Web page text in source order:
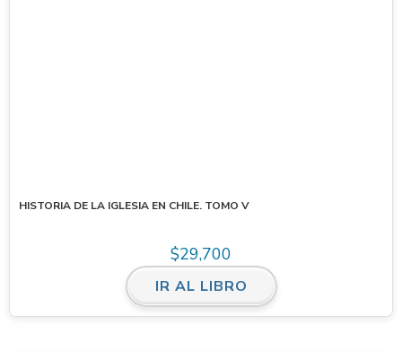
HISTORIA DE LA IGLESIA EN CHILE. TOMO V
$29,700
IR AL LIBRO